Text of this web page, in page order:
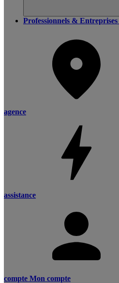
Professionnels & Entreprises
agence
assistance
compte Mon compte